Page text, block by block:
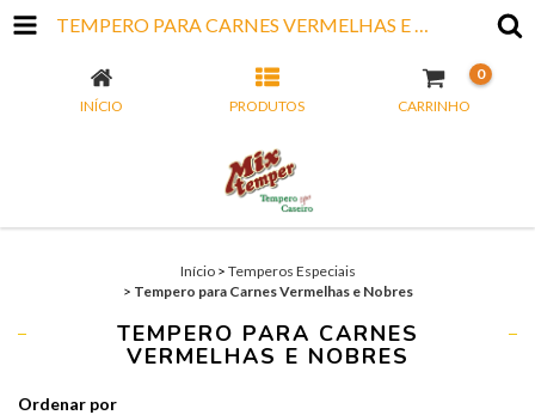
TEMPERO PARA CARNES VERMELHAS E NOBRES
INÍCIO PRODUTOS CARRINHO
0
Início > Temperos Especiais
> Tempero para Carnes Vermelhas e Nobres
TEMPERO PARA CARNES
VERMELHAS E NOBRES
Ordenar por